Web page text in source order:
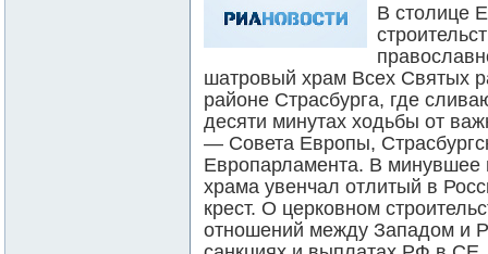
В столице
шатровый храм Всех Святых
районе Страсбурга, где
десяти минутах ходьбы от
— Совета Европы,
Европарламента. В минувшее
храма увенчал отлитый в
крест. О церковном
отношений между Западом и